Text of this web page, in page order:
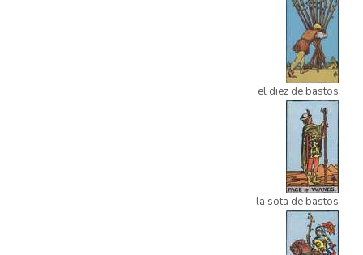
el diez de bastos
la sota de bastos